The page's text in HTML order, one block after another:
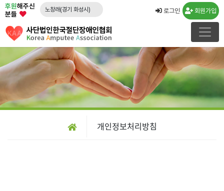
후원해주신
분들
노창래(경기 화성시)
김수연(경기 수원시)
강운규(경기 수원시)
신선일(경기 수원시)
임종국(경기 화성시)
류민우(경남 양산시)
박경희
문승영(강원 속초시)
로그인 회원가입
개인정보처리방침